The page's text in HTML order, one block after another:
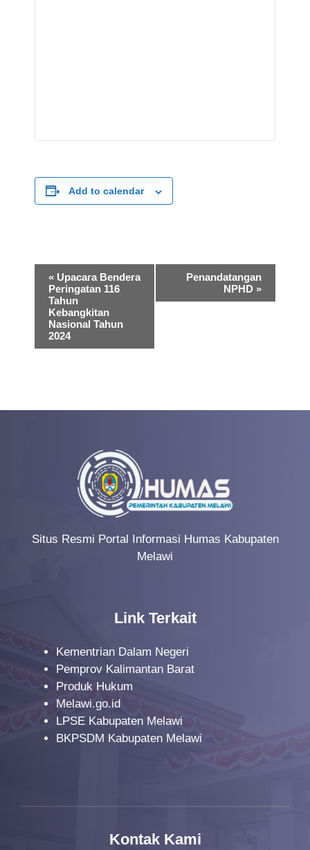
Add to calendar
n
a
i
« Upacara Bendera
Peringatan 116
Tahun
Kebangkitan
Nasional Tahun
2024
Penandatangan
NPHD »
Situs Resmi Portal Informasi Humas Kabupaten
Melawi
Link Terkait
Kementrian Dalam Negeri
Pemprov Kalimantan Barat
Produk Hukum
Melawi.go.id
LPSE Kabupaten Melawi
BKPSDM Kabupaten Melawi
Kontak Kami